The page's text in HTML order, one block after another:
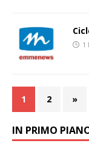
1
1 2 »
IN PRIMO